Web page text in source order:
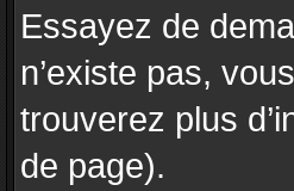
Essayez de
n’existe pas,
trouverez plus
de page).